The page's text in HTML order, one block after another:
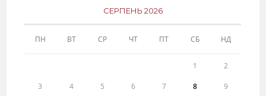
СЕРПЕНЬ 2026
ПН ВТ СР ЧТ ПТ СБ НД
1 2
3 4 5 6 7 8 9